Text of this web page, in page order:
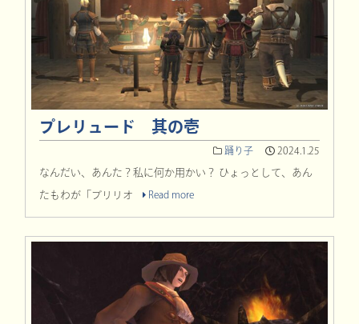
プレリュード 其の壱
踊り子 2024.1.25
なんだい、あんた？私に何か用かい？ ひょっとして、あん
たもわが「ブリリオ Read more